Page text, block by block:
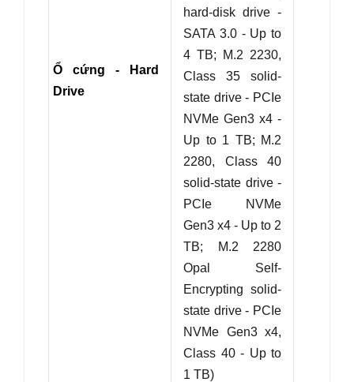
Ổ cứng - Hard
Drive
hard-disk drive -
SATA 3.0 - Up to
4 TB;
M.2 2230,
Class 35 solid-
state drive - PCIe
NVMe Gen3 x4 -
Up to 1 TB; M.2
2280, Class 40
solid-state drive -
PCIe NVMe
Gen3 x4 - Up to 2
TB;
M.2 2280
Opal Self-
Encrypting solid-
state drive - PCIe
NVMe Gen3 x4,
Class 40 - Up to
1 TB)